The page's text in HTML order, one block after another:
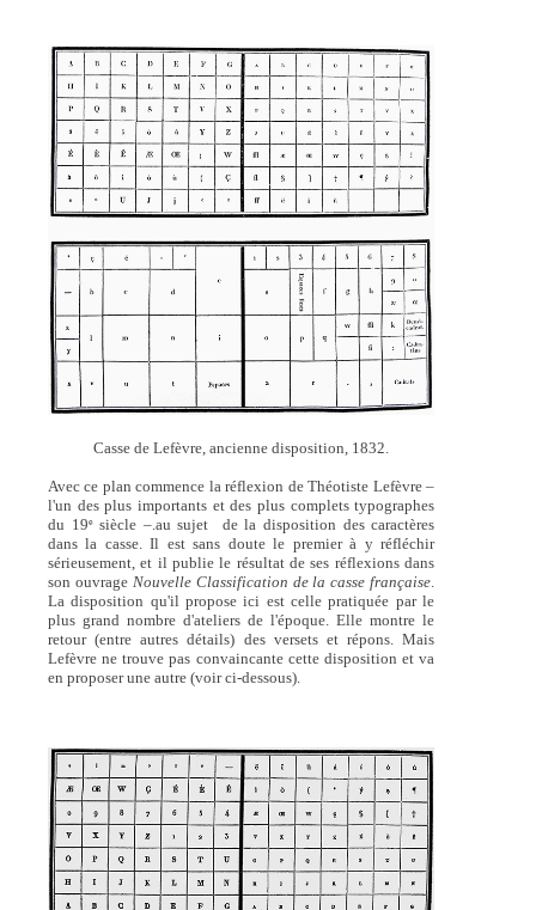
Casse de Lefèvre, ancienne disposition, 1832.
Avec ce plan commence la réflexion de Théotiste Lefèvre –
l'un des plus importants et des plus complets typographes
du 19esiècle –.au sujet de la disposition des caractères
dans la casse. Il est sans doute le premier à y réfléchir
sérieusement, et il publie le résultat de ses réflexions dans
son ouvrage Nouvelle Classification de la casse française
La disposition qu'il propose ici est celle pratiquée par le
plus grand nombre d'ateliers de l'époque. Elle montre le
retour (entre autres détails) des versets et répons. Mais
Lefèvre ne trouve pas convaincante cette disposition et va
en proposer une autre (voir ci-dessous).